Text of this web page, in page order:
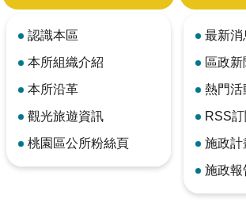
認識本區
本所組織介紹
本所沿革
觀光旅遊資訊
桃園區公所粉絲頁
最新消
區政新
熱門活
RSS訂
施政計
施政報